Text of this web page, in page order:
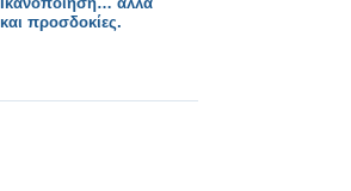
και προσδοκίες.